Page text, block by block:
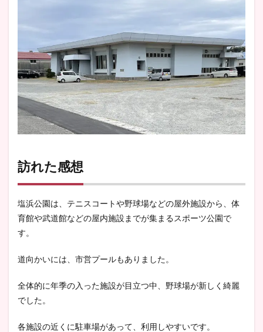
訪れた感想
塩浜公園は、テニスコートや野球場などの屋外施設から、体
育館や武道館などの屋内施設までが集まるスポーツ公園で
す。
道向かいには、市営プールもありました。
全体的に年季の入った施設が目立つ中、野球場が新しく綺麗
でした。
各施設の近くに駐車場があって、利用しやすいです。